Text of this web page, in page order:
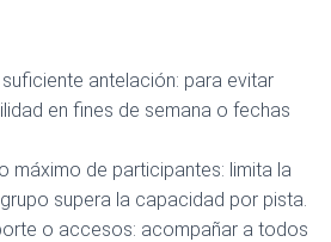
antelación: para evitar
en fines de semana o fechas
máximo de participantes: limita la
supera la capacidad por pista.
o accesos: acompañar a todos